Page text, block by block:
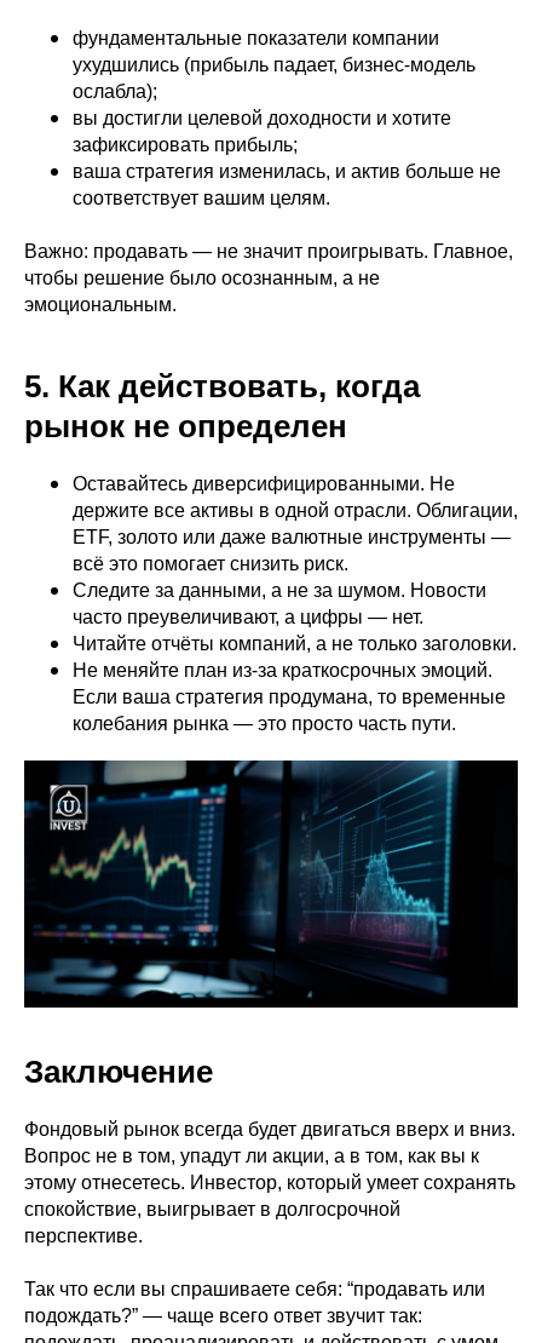
фундаментальные показатели компании
ухудшились (прибыль падает, бизнес-модель
ослабла);
вы достигли целевой доходности и хотите
зафиксировать прибыль;
ваша стратегия изменилась, и актив больше не
соответствует вашим целям.
Важно: продавать — не значит проигрывать. Главное,
чтобы решение было осознанным, а не
эмоциональным.
5. Как действовать, когда
рынок не определен
Оставайтесь диверсифицированными. Не
держите все активы в одной отрасли. Облигации,
ETF, золото или даже валютные инструменты —
всё это помогает снизить риск.
Следите за данными, а не за шумом. Новости
часто преувеличивают, а цифры — нет.
Читайте отчёты компаний, а не только заголовки.
Не меняйте план из-за краткосрочных эмоций.
Если ваша стратегия продумана, то временные
колебания рынка — это просто часть пути.
Заключение
Фондовый рынок всегда будет двигаться вверх и вниз.
Вопрос не в том, упадут ли акции, а в том, как вы к
этому отнесетесь. Инвестор, который умеет сохранять
спокойствие, выигрывает в долгосрочной
перспективе.
Так что если вы спрашиваете себя: “продавать или
подождать?” — чаще всего ответ звучит так: